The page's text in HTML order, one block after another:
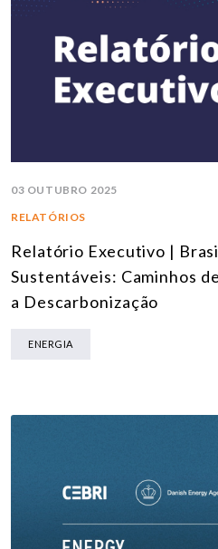
03 OUTUBRO 2025
RELATÓRIOS
Relatório Executivo |
Sustentáveis: Caminhos
a Descarbonização
ENERGIA